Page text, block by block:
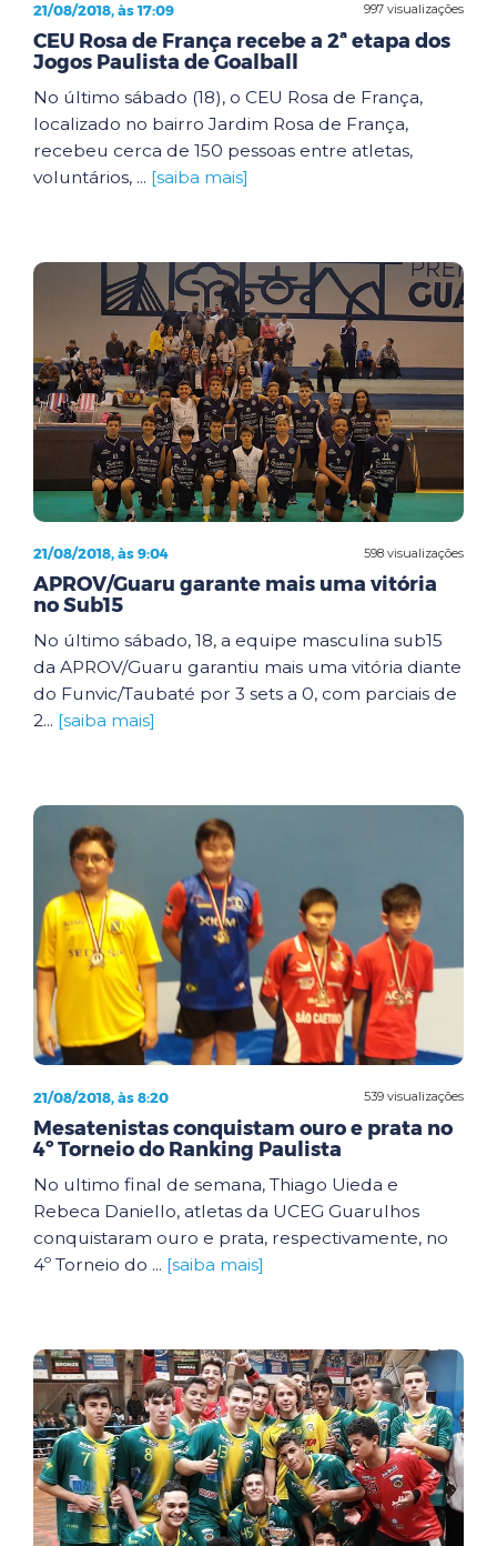
997 visualizações
21/08/2018, às 17:09
CEU Rosa de França recebe a 2ª etapa dos
Jogos Paulista de Goalball
No último sábado (18), o CEU Rosa de França,
localizado no bairro Jardim Rosa de França,
recebeu cerca de 150 pessoas entre atletas,
voluntários, ... [saiba mais]
598 visualizações
21/08/2018, às 9:04
APROV/Guaru garante mais uma vitória
no Sub15
No último sábado, 18, a equipe masculina sub15
da APROV/Guaru garantiu mais uma vitória diante
do Funvic/Taubaté por 3 sets a 0, com parciais de
2... [saiba mais]
539 visualizações
21/08/2018, às 8:20
Mesatenistas conquistam ouro e prata no
4º Torneio do Ranking Paulista
No ultimo final de semana, Thiago Uieda e
Rebeca Daniello, atletas da UCEG Guarulhos
conquistaram ouro e prata, respectivamente, no
4º Torneio do ... [saiba mais]